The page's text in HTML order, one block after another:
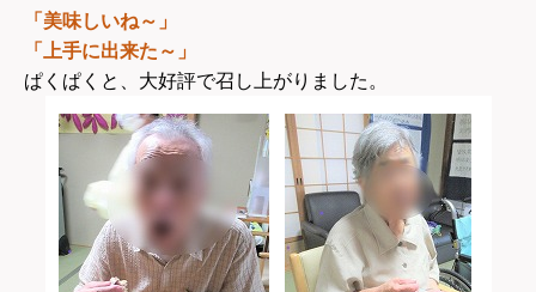
「美味しいね～」
「上手に出来た～」
ぱくぱくと、大好評で召し上がりました。